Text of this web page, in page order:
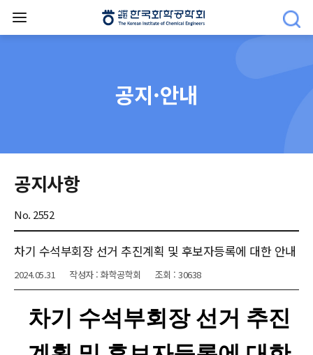
공지·안내
공지사항
No. 2552
차기 수석부회장 선거 추진계획 및 후보자등록에 대한 안내
2024.05.31 작성자 : 화학공학회 조회 : 30638